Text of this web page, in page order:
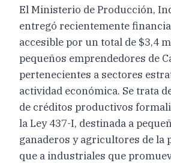
El Ministerio de Producción,
entregó recientemente
accesible por un total de $3,4
pequeños emprendedores de
pertenecientes a sectores
actividad económica. Se trata
de créditos productivos
la Ley 437-I, destinada a
ganaderos y agricultores de la
que a industriales que